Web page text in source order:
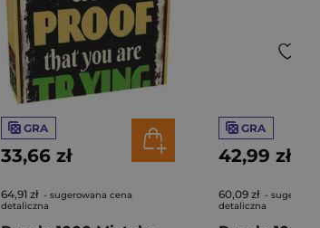
GRA
33,66 zł
64,91 zł - sugerowana cena
detaliczna
GRA
42,99 zł
60,09 zł -
detaliczna